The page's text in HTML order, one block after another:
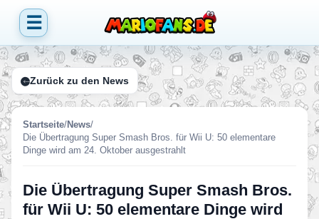
☰
Zurück zu den News
Startseite/News/
Die Übertragung Super Smash Bros. für Wii U: 50 elementare
Dinge wird am 24. Oktober ausgestrahlt
Die Übertragung Super Smash Bros.
für Wii U: 50 elementare Dinge wird